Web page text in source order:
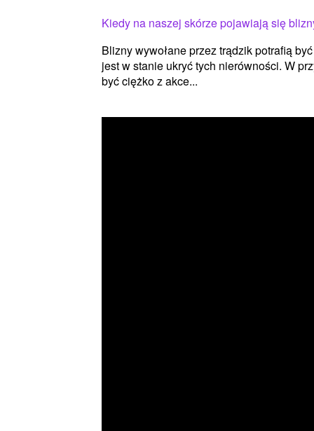
Kiedy na naszej skórze pojawiają się
Blizny wywołane przez trądzik potrafią
jest w stanie ukryć tych nierówności. W
być ciężko z akce...